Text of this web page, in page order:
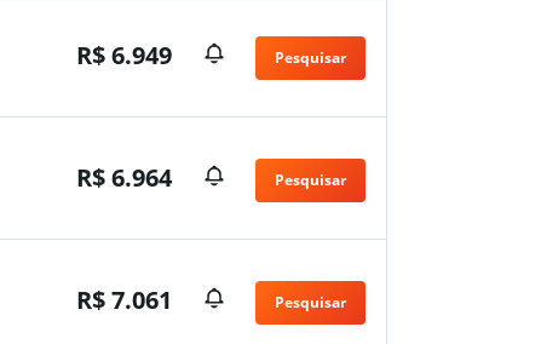
R$ 6.949 Pesquisar
R$ 6.964 Pesquisar
R$ 7.061 Pesquisar